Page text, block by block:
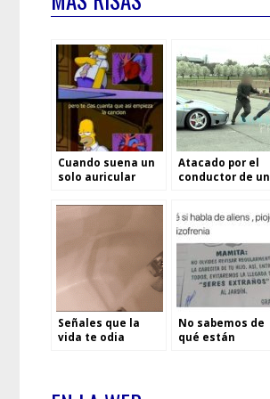
Cuando suena un
solo auricular
Atacado por el
conductor de un
Señales que la
vida te odia
No sabemos de
qué están